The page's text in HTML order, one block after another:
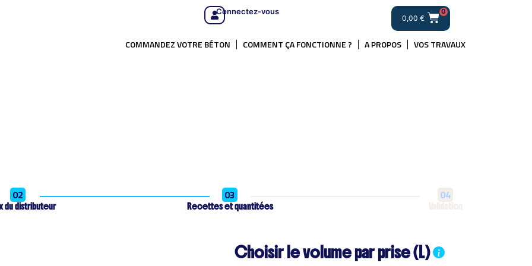
Connectez-vous
0,00 €
0
COMMANDEZ VOTRE BÉTON COMMENT ÇA FONCTIONNE ? A PROPOS VOS TRAVAUX
02
du distributeur
03
Recettes et quantitées
04
Choisir le volume par prise (L)